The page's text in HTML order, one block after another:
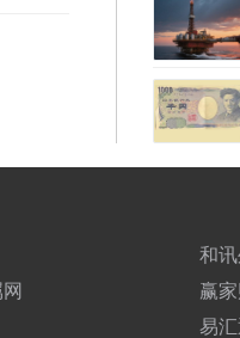
和
赢
易